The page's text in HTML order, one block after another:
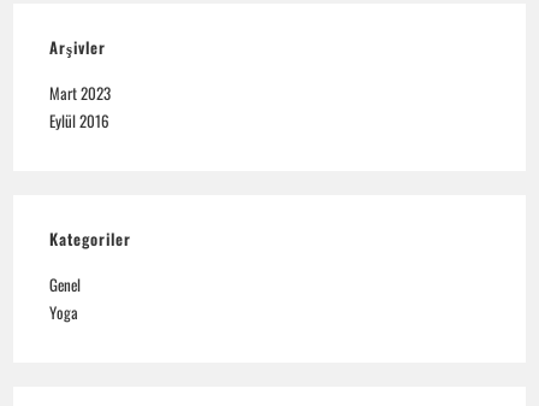
Arşivler
Mart 2023
Eylül 2016
Kategoriler
Genel
Yoga